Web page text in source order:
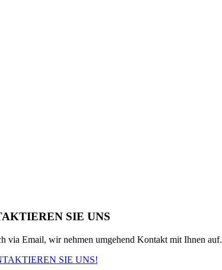
SIE UNS
via Email, wir nehmen umgehend Kontakt mit Ihnen auf.
SIE UNS!